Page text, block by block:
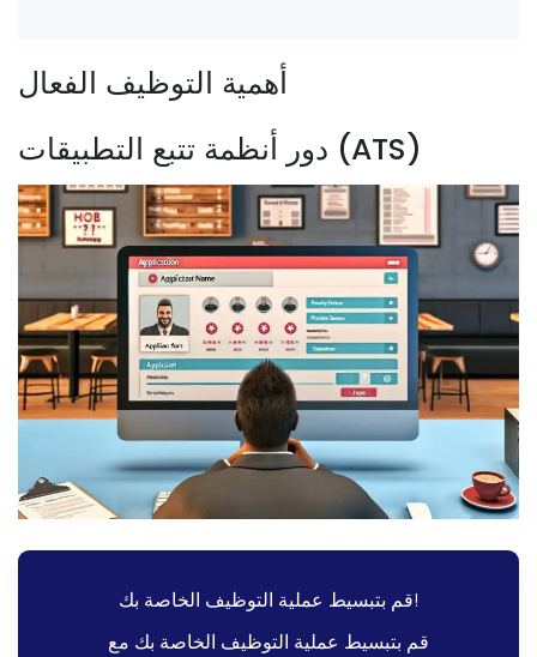
أهمية التوظيف الفعال
دور أنظمة تتبع التطبيقات (ATS)
قم بتبسيط عملية التوظيف الخاصة بك!
قم بتبسيط عملية التوظيف الخاصة بك مع